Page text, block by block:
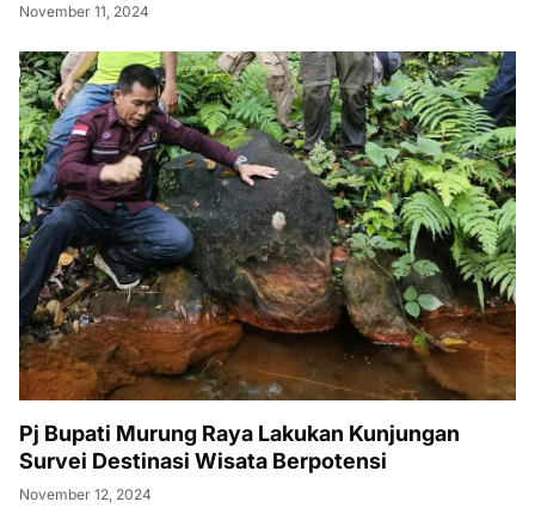
November 11, 2024
Pj Bupati Murung Raya Lakukan Kunjungan
Survei Destinasi Wisata Berpotensi
November 12, 2024